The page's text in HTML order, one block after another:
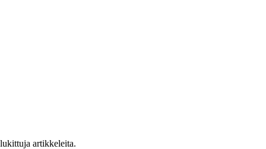
artikkeleita.